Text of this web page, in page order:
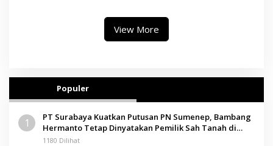
View More
Populer
1
PT Surabaya Kuatkan Putusan PN Sumenep, Bambang
Hermanto Tetap Dinyatakan Pemilik Sah Tanah di
Pamolokan
1180 Dilihat